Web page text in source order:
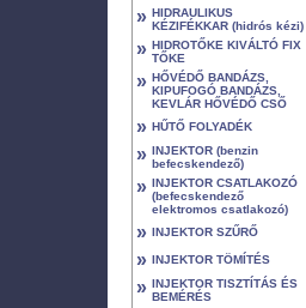
» HIDRAULIKUS
KÉZIFÉKKAR (hidrós kézi)
» HIDROTŐKE KIVÁLTÓ FIX
TŐKE
» HŐVÉDŐ BANDÁZS,
KIPUFOGÓ BANDÁZS,
KEVLÁR HŐVÉDŐ CSŐ
» HŰTŐ FOLYADÉK
» INJEKTOR (benzin
befecskendező)
» INJEKTOR CSATLAKOZÓ
(befecskendező
elektromos csatlakozó)
» INJEKTOR SZŰRŐ
» INJEKTOR TÖMÍTÉS
» INJEKTOR TISZTÍTÁS ÉS
BEMÉRÉS